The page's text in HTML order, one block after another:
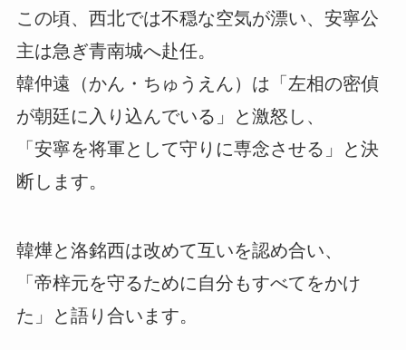
この頃、西北では不穏な空気が漂い、安寧公
主は急ぎ青南城へ赴任。
韓仲遠（かん・ちゅうえん）は「左相の密偵
が朝廷に入り込んでいる」と激怒し、
「安寧を将軍として守りに専念させる」と決
断します。
韓燁と洛銘西は改めて互いを認め合い、
「帝梓元を守るために自分もすべてをかけ
た」と語り合います。